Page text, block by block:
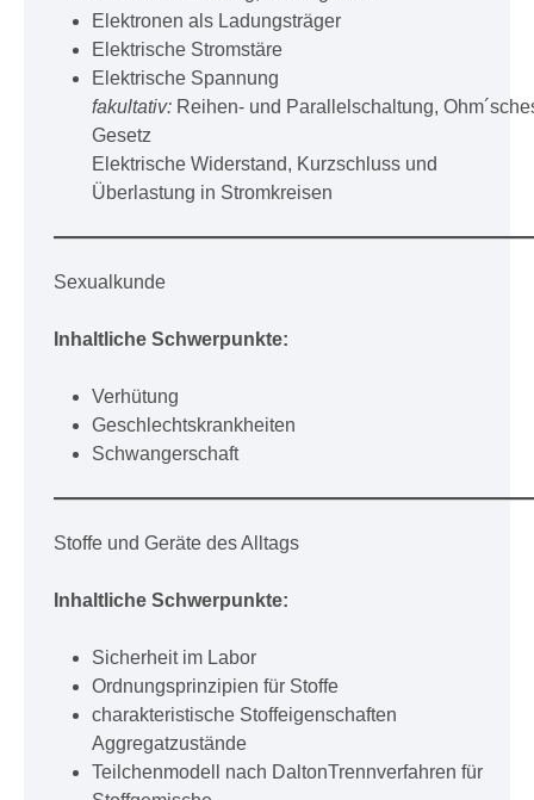
Elektronen als Ladungsträger
Elektrische Stromstäre
Elektrische Spannung
fakultativ: Reihen- und Parallelschaltung,
Gesetz
Elektrische Widerstand, Kurzschluss und
Überlastung in Stromkreisen
Sexualkunde
Inhaltliche Schwerpunkte:
Verhütung
Geschlechtskrankheiten
Schwangerschaft
Stoffe und Geräte des Alltags
Inhaltliche Schwerpunkte:
Sicherheit im Labor
Ordnungsprinzipien für Stoffe
charakteristische Stoffeigenschaften
Aggregatzustände
Teilchenmodell nach DaltonTrennverfahren für